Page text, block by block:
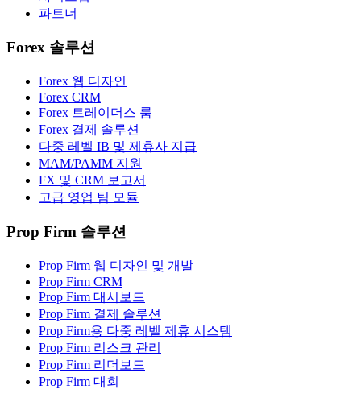
파트너
Forex 솔루션
Forex 웹 디자인
Forex CRM
Forex 트레이더스 룸
Forex 결제 솔루션
다중 레벨 IB 및 제휴사 지급
MAM/PAMM 지원
FX 및 CRM 보고서
고급 영업 팀 모듈
Prop Firm 솔루션
Prop Firm 웹 디자인 및 개발
Prop Firm CRM
Prop Firm 대시보드
Prop Firm 결제 솔루션
Prop Firm용 다중 레벨 제휴 시스템
Prop Firm 리스크 관리
Prop Firm 리더보드
Prop Firm 대회